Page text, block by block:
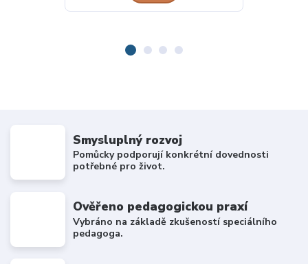
Smysluplný rozvoj
Pomůcky podporují konkrétní dovednosti
potřebné pro život.
Ověřeno pedagogickou praxí
Vybráno na základě zkušeností speciálního
pedagoga.